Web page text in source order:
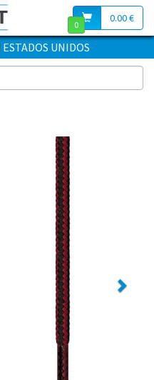
0.00 €
0
ESTADOS UNIDOS